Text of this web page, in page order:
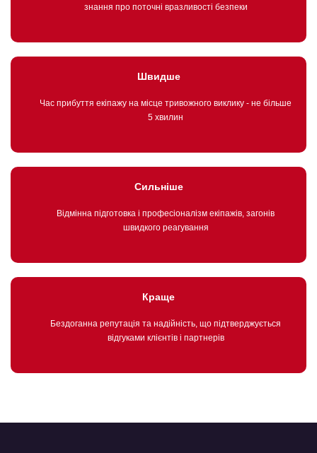
знання про поточні вразливості безпеки
Швидше
Час прибуття екіпажу на місце тривожного виклику - не більше
5 хвилин
Сильніше
Відмінна підготовка і професіоналізм екіпажів, загонів
швидкого реагування
Краще
Бездоганна репутація та надійність, що підтверджується
відгуками клієнтів і партнерів